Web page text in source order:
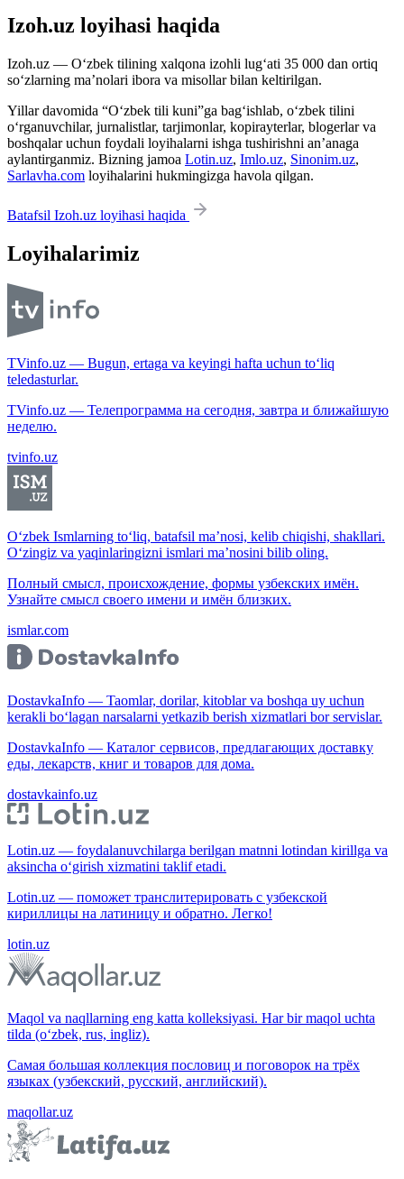
Izoh.uz loyihasi haqida
Izoh.uz — O‘zbek tilining xalqona izohli lug‘ati 35 000 dan ortiq
so‘zlarning ma’nolari ibora va misollar bilan keltirilgan.
Yillar davomida “O‘zbek tili kuni”ga bag‘ishlab, o‘zbek tilini
o‘rganuvchilar, jurnalistlar, tarjimonlar, kopirayterlar, blogerlar va
boshqalar uchun foydali loyihalarni ishga tushirishni an’anaga
aylantirganmiz. Bizning jamoa Lotin.uz, Imlo.uz, Sinonim.uz,
Sarlavha.com loyihalarini hukmingizga havola qilgan.
Batafsil Izoh.uz loyihasi haqida
Loyihalarimiz
TVinfo.uz — Bugun, ertaga va keyingi hafta uchun to‘liq
teledasturlar.
TVinfo.uz — Телепрограмма на сегодня, завтра и ближайшую
неделю.
tvinfo.uz
O‘zbek Ismlarning to‘liq, batafsil ma’nosi, kelib chiqishi, shakllari.
O‘zingiz va yaqinlaringizni ismlari ma’nosini bilib oling.
Полный смысл, происхождение, формы узбекских имён.
Узнайте смысл своего имени и имён близких.
ismlar.com
DostavkaInfo — Taomlar, dorilar, kitoblar va boshqa uy uchun
kerakli bo‘lagan narsalarni yetkazib berish xizmatlari bor servislar.
DostavkaInfo — Каталог сервисов, предлагающих доставку
еды, лекарств, книг и товаров для дома.
dostavkainfo.uz
Lotin.uz — foydalanuvchilarga berilgan matnni lotindan kirillga va
aksincha o‘girish xizmatini taklif etadi.
Lotin.uz — поможет транслитерировать с узбекской
кириллицы на латиницу и обратно. Легко!
lotin.uz
Maqol va naqllarning eng katta kolleksiyasi. Har bir maqol uchta
tilda (o‘zbek, rus, ingliz).
Самая большая коллекция пословиц и поговорок на трёх
языках (узбекский, русский, английский).
maqollar.uz